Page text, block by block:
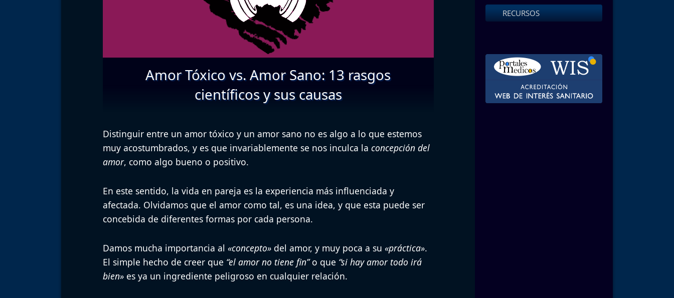
Amor Tóxico vs. Amor Sano: 13 rasgos
científicos y sus causas
Distinguir entre un amor tóxico y un amor sano no es algo a lo que estemos
muy acostumbrados, y es que invariablemente se nos inculca la concepción del
amor, como algo bueno o positivo.
En este sentido, la vida en pareja es la experiencia más influenciada y
afectada. Olvidamos que el amor como tal, es una idea, y que esta puede ser
concebida de diferentes formas por cada persona.
Damos mucha importancia al «concepto»del amor, y muy poca a su «práctica».
El simple hecho de creer que “el amor no tiene fin”o que “si hay amor todo irá
bien»es ya un ingrediente peligroso en cualquier relación.
RECURSOS